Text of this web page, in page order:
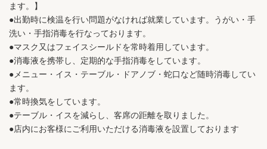
ます。】
●出勤時に検温を行い問題がなければ就業しています。うがい・手
洗い・手指消毒を行なっております。
●マスク又はフェイスシールドを常時着用しています。
●消毒液を携帯し、定期的な手指消毒をしています。
●メニュー・イス・テーブル・ドアノブ・蛇口など随時消毒してい
ます。
●常時換気をしています。
●テーブル・イスを減らし、客席の距離を取りました。
●店内にお客様にご利用いただける消毒液を設置しております